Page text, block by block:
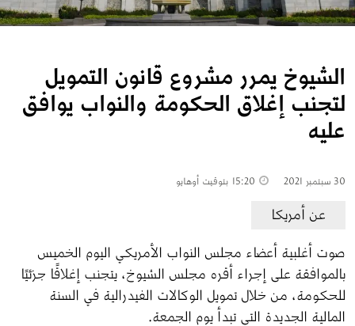
الشيوخ يمرر مشروع قانون التمويل
لتجنب إغلاق الحكومة والنواب يوافق
عليه
30 سبتمبر 2021 15:20 بتوقيت أوهايو
عن أمريكا
صوت أغلبية أعضاء مجلس النواب الأمريكي اليوم الخميس
بالموافقة على إجراء أقره مجلس الشيوخ، يتجنب إغلاقًا جزئيًا
للحكومة، من خلال تمويل الوكالات الفيدرالية في السنة
المالية الجديدة التي تبدأ يوم الجمعة.